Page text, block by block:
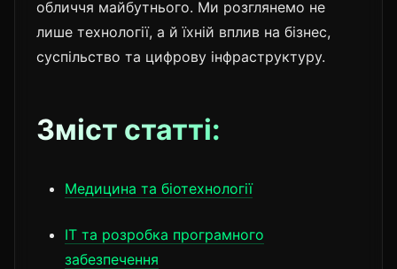
обличчя майбутнього. Ми розглянемо не
лише технології, а й їхній вплив на бізнес,
суспільство та цифрову інфраструктуру.
Зміст статті:
Медицина та біотехнології
IT та розробка програмного
забезпечення